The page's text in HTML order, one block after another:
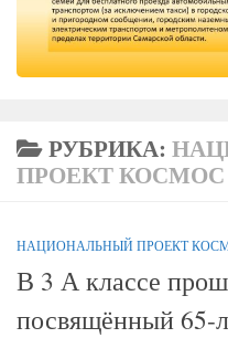
РУБРИКА:
ПРОЕКТ КОСМОС
НАЦИОНАЛЬНЫЙ ПРОЕКТ
В 3 А классе
посвящённый 65-